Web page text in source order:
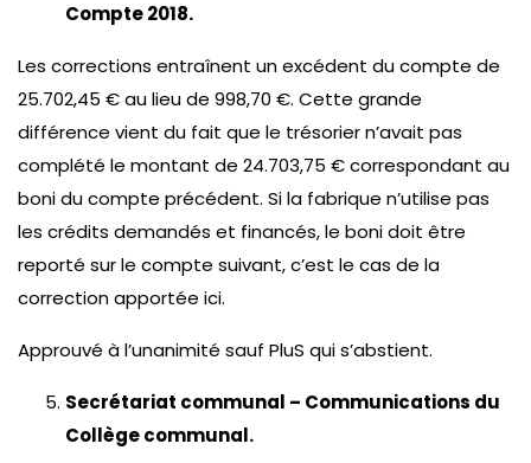
Compte 2018.
Les corrections entraînent un excédent du compte de
25.702,45 € au lieu de 998,70 €. Cette grande
différence vient du fait que le trésorier n’avait pas
complété le montant de 24.703,75 € correspondant au
boni du compte précédent. Si la fabrique n’utilise pas
les crédits demandés et financés, le boni doit être
reporté sur le compte suivant, c’est le cas de la
correction apportée ici.
Approuvé à l’unanimité sauf PluS qui s’abstient.
Secrétariat communal – Communications du
Collège communal.